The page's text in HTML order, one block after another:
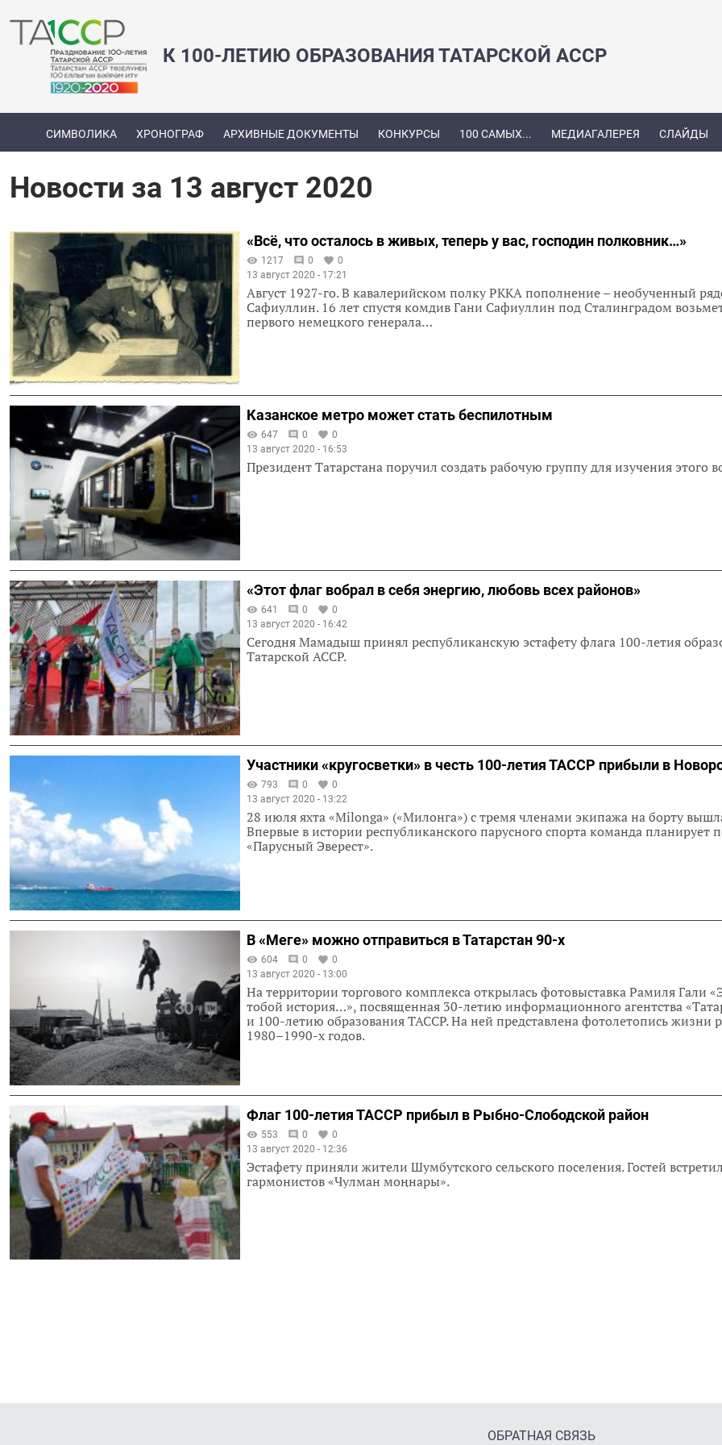
К 100-ЛЕТИЮ ОБРАЗОВАНИЯ ТАТАРСКОЙ АССР
СИМВОЛИКА ХРОНОГРАФ АРХИВНЫЕ ДОКУМЕНТЫ КОНКУРСЫ 100 САМЫХ... МЕДИАГАЛЕРЕЯ СЛАЙДЫ
Новости за 13 август 2020
«Всё, что осталось в живых, теперь у вас, господин полковник…»
1217 0
0
13 август 2020 - 17:21
Август 1927-го. В кавалерийском полку РККА пополнение – необученный
Сафиуллин. 16 лет спустя комдив Гани Сафиуллин под Сталинградом
первого немецкого генерала…
Казанское метро может стать беспилотным
647 0
0
13 август 2020 - 16:53
Президент Татарстана поручил создать рабочую группу для изучения этого
«Этот флаг вобрал в себя энергию, любовь всех районов»
641 0
0
13 август 2020 - 16:42
Сегодня Мамадыш принял республиканскую эстафету флага 100-летия
Татарской АССР.
Участники «кругосветки» в честь 100-летия ТАССР прибыли в
793 0
0
13 август 2020 - 13:22
28 июля яхта «Milonga» («Милонга») с тремя членами экипажа на борту
Впервые в истории республиканского парусного спорта команда планирует
«Парусный Эверест».
В «Меге» можно отправиться в Татарстан 90-х
604 0
0
13 август 2020 - 13:00
На территории торгового комплекса открылась фотовыставка Рамиля Гали
тобой история…», посвященная 30-летию информационного агентства
и 100-летию образования ТАССР. На ней представлена фотолетопись жизни
1980–1990-х годов.
Флаг 100-летия ТАССР прибыл в Рыбно-Слободской район
553 0
0
13 август 2020 - 12:36
Эстафету приняли жители Шумбутского сельского поселения. Гостей
гармонистов «Чулман моңнары».
ОБРАТНАЯ СВЯЗЬ